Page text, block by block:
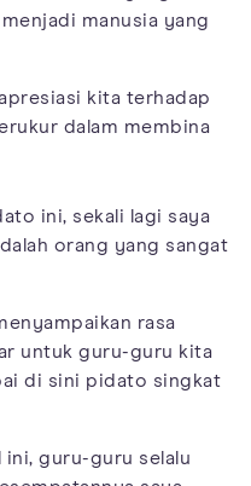
manusia yang
kita terhadap
dalam membina
ini, sekali lagi saya
orang yang sangat
rasa
untuk guru-guru kita
di sini pidato singkat
guru-guru selalu